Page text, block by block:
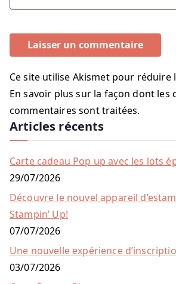
Ce site utilise Akismet pour réduire
En savoir plus sur la façon dont les
commentaires sont traitées.
Articles récents
Carte cadeau Pop up avec les lots
29/07/2026
Découvre le nouvel appareil
Stampin’ Up!
07/07/2026
Une nouvelle expérience
03/07/2026